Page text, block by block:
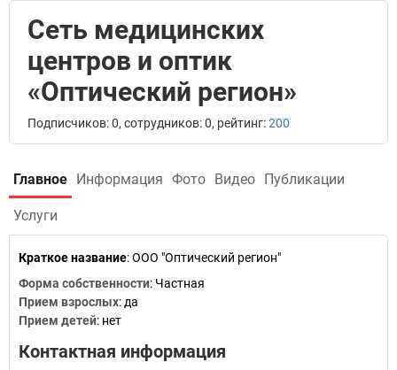
Сеть медицинских
центров и оптик
«Оптический регион»
Подписчиков: 0, сотрудников: 0, рейтинг:200
Главное Информация Фото Видео Публикации
Услуги
Краткое название:ООО "Оптический регион"
Форма собственности: Частная
Прием взрослых: да
Прием детей: нет
Контактная информация